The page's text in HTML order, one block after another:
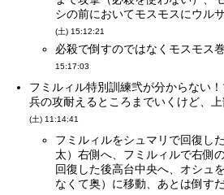
シの前においてモスモスにウル
(土) 15:12:21
必殺で倒すのではなくモスモス
15:17:03
フミルィル特別訓練弐が分からない
兵の攻耐えるところまでいくけど、
(土) 11:14:41
フミルィルをシュマリで回復し
太）右側へ、フミルィルで右側
回復した後高台中央へ、オシュ
なくて奥）に移動、あとは倒す